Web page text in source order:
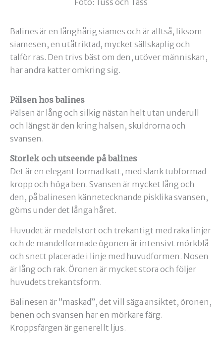
Foto: Tuss och Tass
Balines är en långhårig siames och är alltså, liksom
siamesen, en utåtriktad, mycket sällskaplig och
talför ras. Den trivs bäst om den, utöver människan,
har andra katter omkring sig.
Pälsen hos balines
Pälsen är lång och silkig nästan helt utan underull
och längst är den kring halsen, skuldrorna och
svansen.
Storlek och utseende på balines
Det är en elegant formad katt, med slank tubformad
kropp och höga ben. Svansen är mycket lång och
den, på balinesen kännetecknande pisklika svansen,
göms under det långa håret.
Huvudet är medelstort och trekantigt med raka linjer
och de mandelformade ögonen är intensivt mörkblå
och snett placerade i linje med huvudformen. Nosen
är lång och rak. Öronen är mycket stora och följer
huvudets trekantsform.
Balinesen är ”maskad”, det vill säga ansiktet, öronen,
benen och svansen har en mörkare färg.
Kroppsfärgen är generellt ljus.